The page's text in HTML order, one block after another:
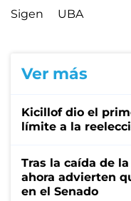
Sigen
UBA
Ver más
Kicillof dio el
límite a la
Tras la caída de
ahora advierten
en el Senado